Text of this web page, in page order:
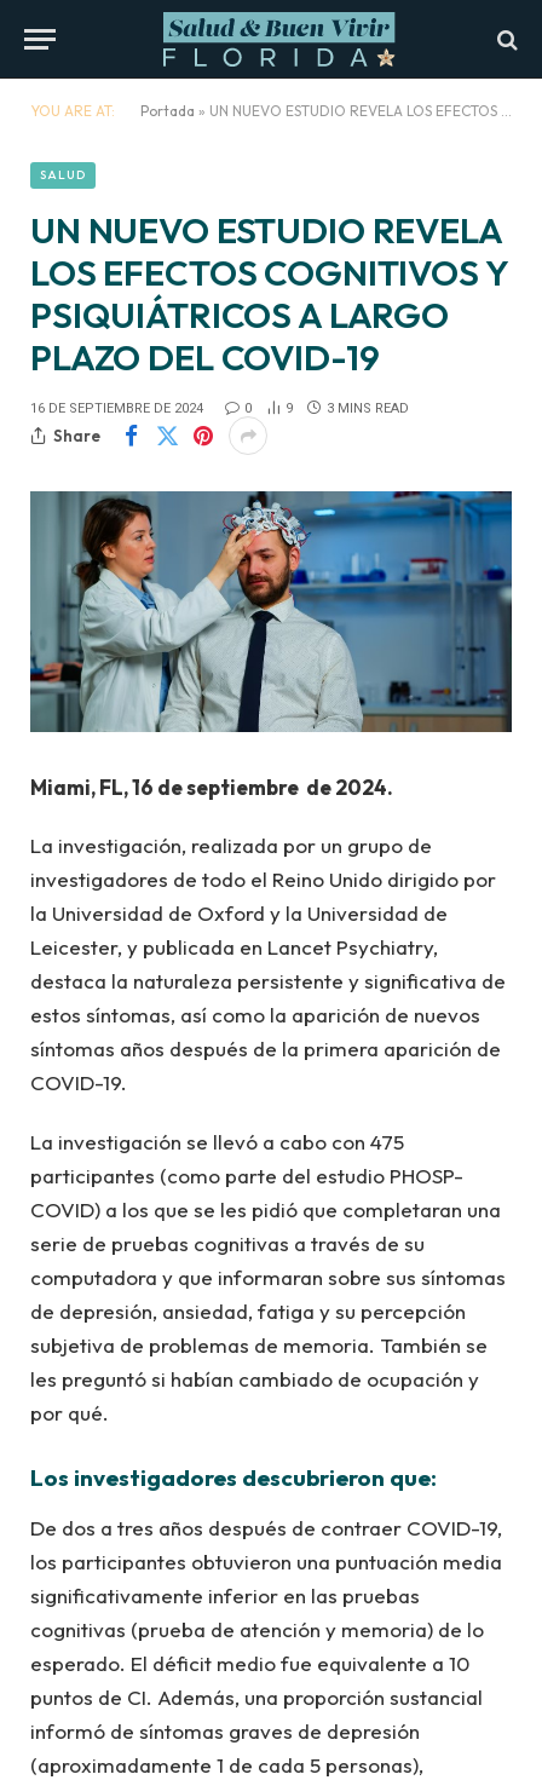
YOU ARE AT: Portada » UN NUEVO ESTUDIO REVELA LOS EFECTOS COGNITIVOS Y PSIQUIÁTRICOS A LARGO PLAZO DEL COVID-19
SALUD
UN NUEVO ESTUDIO REVELA
LOS EFECTOS COGNITIVOS Y
PSIQUIÁTRICOS A LARGO
PLAZO DEL COVID-19
16 DE SEPTIEMBRE DE 2024 0 9 3 MINS READ
Share
Miami, FL, 16 de septiembre de 2024.
La investigación, realizada por un grupo de
investigadores de todo el Reino Unido dirigido por
la Universidad de Oxford y la Universidad de
Leicester, y publicada en Lancet Psychiatry,
destaca la naturaleza persistente y significativa de
estos síntomas, así como la aparición de nuevos
síntomas años después de la primera aparición de
COVID-19.
La investigación se llevó a cabo con 475
participantes (como parte del estudio PHOSP-
COVID) a los que se les pidió que completaran una
serie de pruebas cognitivas a través de su
computadora y que informaran sobre sus síntomas
de depresión, ansiedad, fatiga y su percepción
subjetiva de problemas de memoria. También se
les preguntó si habían cambiado de ocupación y
por qué.
Los investigadores descubrieron que:
De dos a tres años después de contraer COVID-19,
los participantes obtuvieron una puntuación media
significativamente inferior en las pruebas
cognitivas (prueba de atención y memoria) de lo
esperado. El déficit medio fue equivalente a 10
puntos de CI. Además, una proporción sustancial
informó de síntomas graves de depresión
(aproximadamente 1 de cada 5 personas),